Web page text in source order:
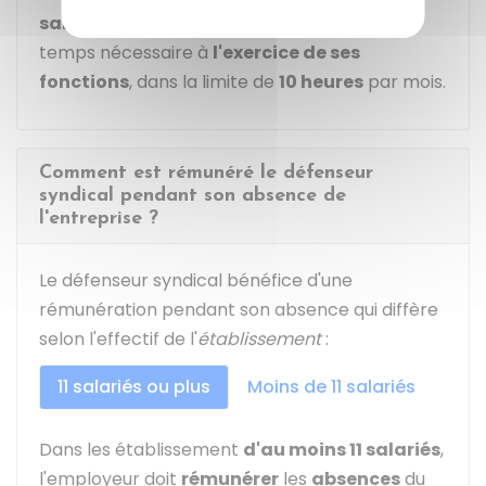
salariés
temps nécessaire à l'exercice de ses
fonctions, dans la limite de 10 heures par mois.
Comment est rémunéré le défenseur
syndical pendant son absence de
l'entreprise ?
Le défenseur syndical bénéfice d'une
rémunération pendant son absence qui diffère
selon l'effectif de l'établissement:
11 salariés ou plus
Moins de 11 salariés
Dans les établissement d'au moins 11 salariés,
l'employeur doit rémunérer les absencesdu